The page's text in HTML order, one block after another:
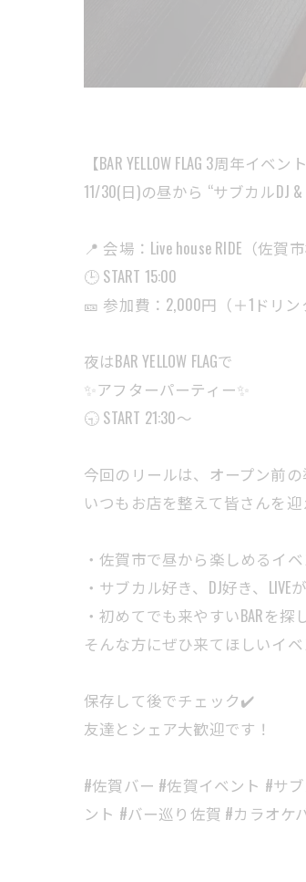
【BAR YELLOW FLAG 3周年イベン
11/30(日)の昼から “サブカルDJ
📍 会場：Live house RIDE（佐賀
🕒 START 15:00
🎫 参加費：2,000円（＋1ドリン
夜はBAR YELLOW FLAGで
✨アフターパーティー✨
🕤 START 21:30〜
今回のリールは、オープン前
いつもお店を整えて皆さんを
・佐賀市で昼から楽しめるイ
・サブカル好き、DJ好き、LIVE
・初めてでも来やすいBARを探
そんな方にぜひ来てほしいイ
保存して後でチェック✔️
友達とシェア大歓迎です！
#佐賀バー #佐賀イベント #サ
ント #バー巡り佐賀 #カラオ